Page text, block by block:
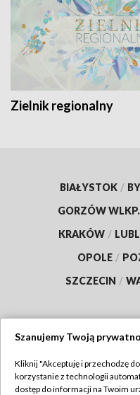
Zielnik regionalny
BIAŁYSTOK /
GORZÓW WLKP.
KRAKÓW /
OPOLE /
SZCZECIN /
Szanujemy Twoją
Kliknij "Akceptuję i przechodzę
korzystanie z technologii
dostęp do informacji na Twoim